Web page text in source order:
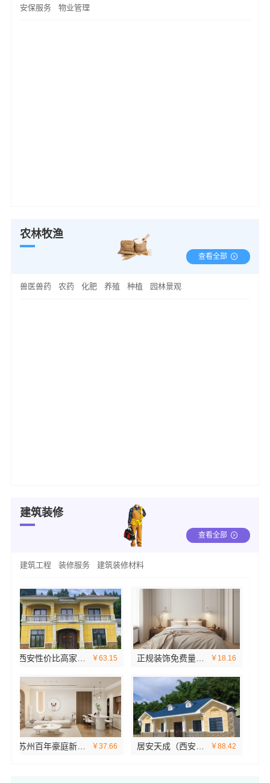
安保服务 物业管理
农林牧渔
查看全部
兽医兽药 农药 化肥 养殖 种植 园林景观
建筑装修
查看全部
建筑工程 装修服务 建筑装修材料
西安性价比高家装施工改善房免费量房——居安天成 ￥63.15
苏州百年豪庭新材料有限公司-靠谱团队拎包入住家装 ￥37.66
正规装饰免费量房精装，浙江臻美新型建材有限公司贴心服务 ￥18.16
居安天成（西安）建筑工程有限责任公司专注西安高新区家装设计刚需房 ￥88.42